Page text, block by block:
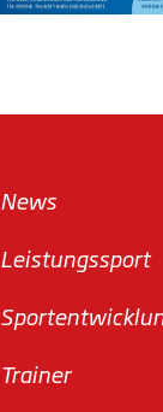
News
Leistungssport
Trainer